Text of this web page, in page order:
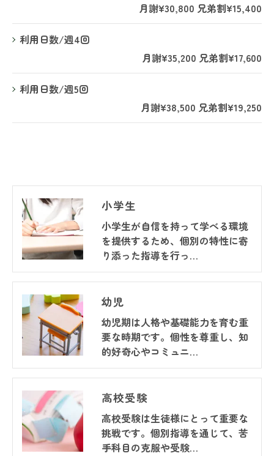
月謝¥30,800 兄弟割¥15,400
利用日数/週4回
月謝¥35,200 兄弟割¥17,600
利用日数/週5回
月謝¥38,500 兄弟割¥19,250
小学生
小学生が自信を持って学べる環境
を提供するため、個別の特性に寄
り添った指導を行っ…
幼児
幼児期は人格や基礎能力を育む重
要な時期です。個性を尊重し、知
的好奇心やコミュニ…
高校受験
高校受験は生徒様にとって重要な
挑戦です。個別指導を通じて、苦
手科目の克服や受験…